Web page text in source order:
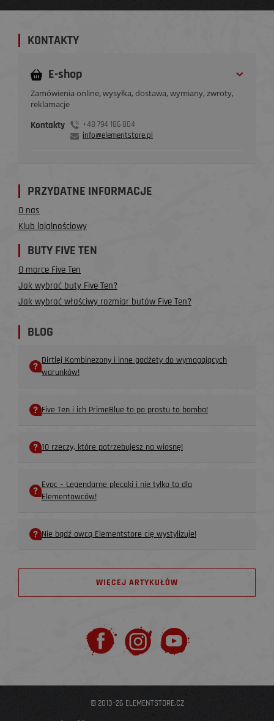
KONTAKTY
E-shop
Zamówienia online, wysyłka, dostawa, wymiany, zwroty,
reklamacje
Kontakty
+48 794 186 804
info@elementstore.pl
PRZYDATNE INFORMACJE
O nas
Klub lojalnościowy
BUTY FIVE TEN
O marce Five Ten
Jak wybrać buty Five Ten?
Jak wybrać właściwy rozmiar butów Five Ten?
BLOG
Dirtlej Kombinezony i inne gadżety do wymagających
warunków!
Five Ten i ich PrimeBlue to po prostu to bomba!
10 rzeczy, które potrzebujesz na wiosnę!
Evoc – Legendarne plecaki i nie tylko to dla
Elementowców!
Nie bądź owcą Elementstore cię wystylizuje!
WIĘCEJ ARTYKUŁÓW
© 2013–26 ELEMENTSTORE.CZ